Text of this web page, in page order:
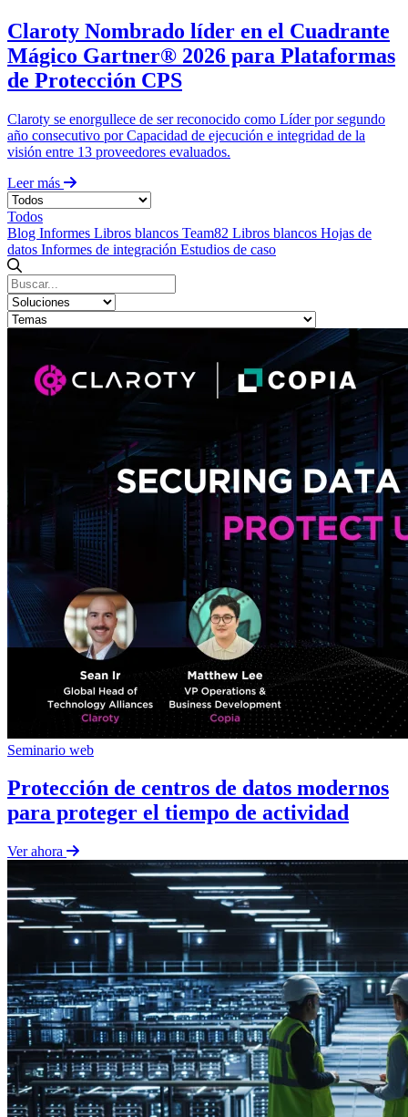
Claroty Nombrado líder en el Cuadrante
Mágico Gartner® 2026 para Plataformas
de Protección CPS
Claroty se enorgullece de ser reconocido como Líder por segundo
año consecutivo por Capacidad de ejecución e integridad de la
visión entre 13 proveedores evaluados.
Leer más
Todos
Blog Informes Libros blancos Team82 Libros blancos Hojas de
datos Informes de integración Estudios de caso
Seminario web
Protección de centros de datos modernos
para proteger el tiempo de actividad
Ver ahora